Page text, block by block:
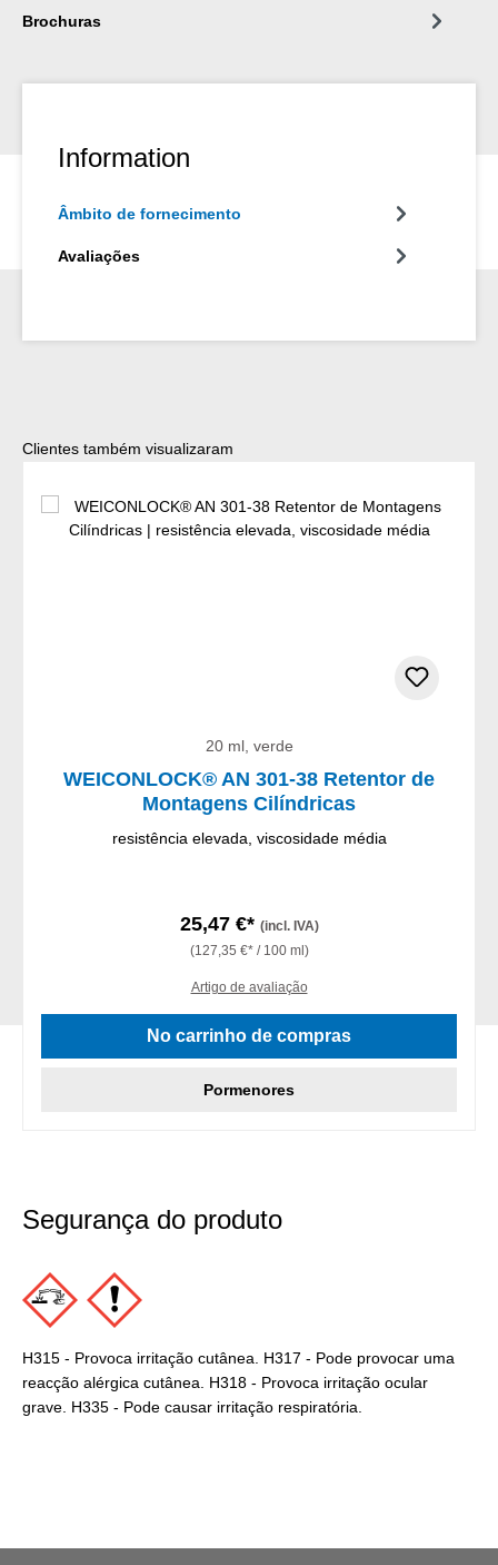
Brochuras
Information
Âmbito de fornecimento
Avaliações
Ignorar a galeria de produtos
Clientes também visualizaram
20 ml, verde
WEICONLOCK® AN 301-38 Retentor de
Montagens Cilíndricas
resistência elevada, viscosidade média
25,47 €* (incl. IVA)
(127,35 €* / 100 ml)
Artigo de avaliação
No carrinho de compras
Pormenores
Segurança do produto
H315 - Provoca irritação cutânea. H317 - Pode provocar uma
reacção alérgica cutânea. H318 - Provoca irritação ocular
grave. H335 - Pode causar irritação respiratória.